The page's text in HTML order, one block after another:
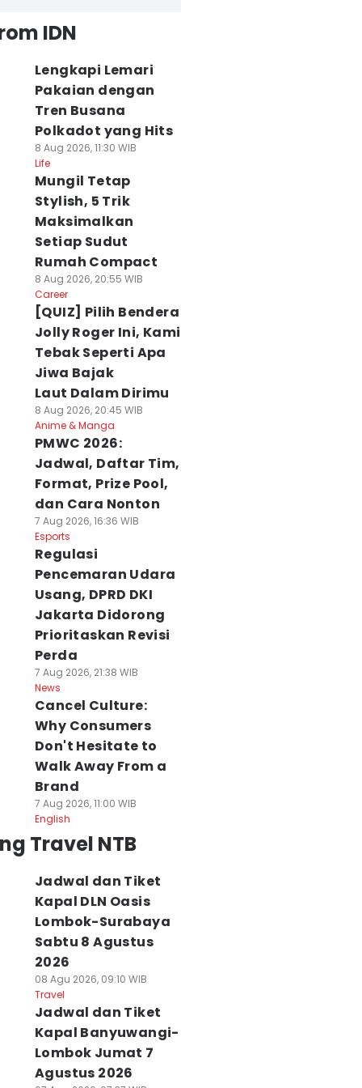
IDN
Lengkapi Lemari
Pakaian dengan
Tren Busana
Polkadot yang Hits
8 Aug 2026, 11:30 WIB
Life
Mungil Tetap
Stylish, 5 Trik
Maksimalkan
Setiap Sudut
Rumah Compact
8 Aug 2026, 20:55 WIB
Career
[QUIZ] Pilih Bendera
Jolly Roger Ini, Kami
Tebak Seperti Apa
Jiwa Bajak
Laut Dalam Dirimu
8 Aug 2026, 20:45 WIB
Anime & Manga
PMWC 2026:
Jadwal, Daftar Tim,
Format, Prize Pool,
dan Cara Nonton
7 Aug 2026, 16:36 WIB
Esports
Regulasi
Pencemaran Udara
Usang, DPRD DKI
Jakarta Didorong
Prioritaskan Revisi
Perda
7 Aug 2026, 21:38 WIB
News
Cancel Culture:
Why Consumers
Don't Hesitate to
Walk Away From a
Brand
7 Aug 2026, 11:00 WIB
English
Travel NTB
Jadwal dan Tiket
Kapal DLN Oasis
Lombok-Surabaya
Sabtu 8 Agustus
2026
08 Agu 2026, 09:10 WIB
Travel
Jadwal dan Tiket
Kapal Banyuwangi-
Lombok Jumat 7
Agustus 2026